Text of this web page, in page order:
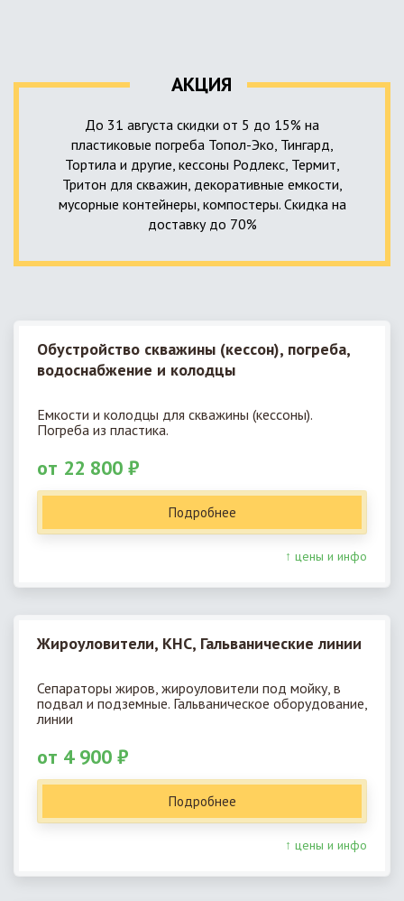
канализационную систему и обеспечивающее
АКЦИЯ
До 31 августа скидки от 5 до 15% на
пластиковые погреба Топол-Эко, Тингард,
Тортила и другие, кессоны Родлекс, Термит,
Тритон для скважин, декоративные емкости,
мусорные контейнеры, компостеры. Скидка на
доставку до 70%
Обустройство скважины (кессон), погреба,
водоснабжение и колодцы
Емкости и колодцы для скважины (кессоны).
Погреба из пластика.
от 22 800 ₽
Подробнее
↑ цены и инфо
Жироуловители, КНС, Гальванические линии
Сепараторы жиров, жироуловители под мойку, в
подвал и подземные. Гальваническое оборудование,
линии
от 4 900 ₽
Подробнее
↑ цены и инфо